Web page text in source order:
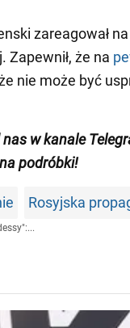
zareagował
Zapewnił, że na
nie może być
w kanale
podróbki!
Rosyjska